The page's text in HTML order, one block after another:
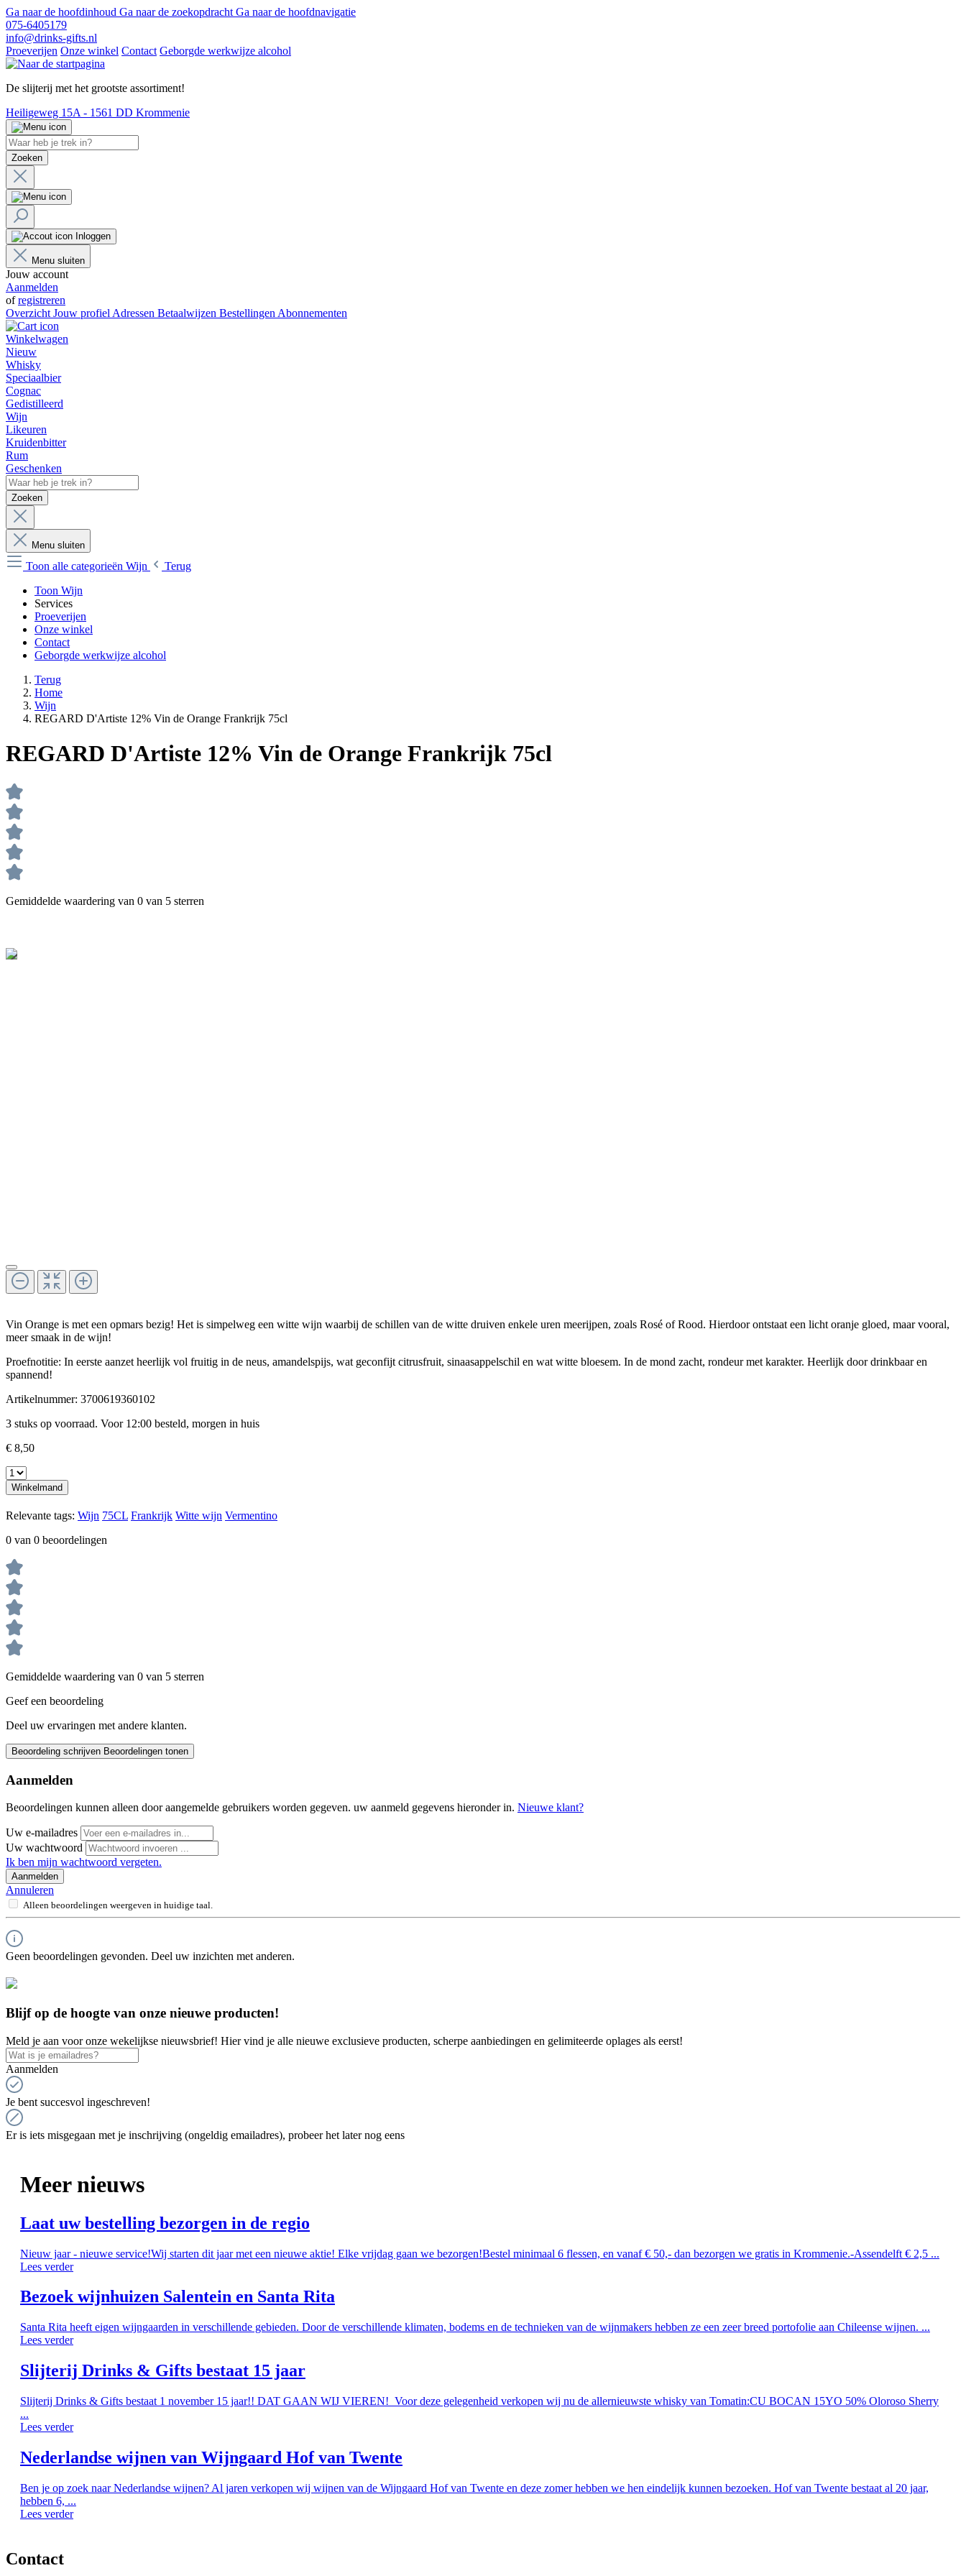
Ga naar de hoofdinhoud Ga naar de zoekopdracht Ga naar de hoofdnavigatie
075-6405179
info@drinks-gifts.nl
Proeverijen Onze winkel Contact Geborgde werkwijze alcohol
De slijterij met het grootste assortiment!
Heiligeweg 15A - 1561 DD Krommenie
Zoeken
Inloggen
Menu sluiten
Jouw account
Aanmelden
ofregistreren
Overzicht Jouw profiel Adressen Betaalwijzen Bestellingen Abonnementen
Winkelwagen
Nieuw
Whisky
Speciaalbier
Cognac
Gedistilleerd
Wijn
Likeuren
Kruidenbitter
Rum
Geschenken
Zoeken
Menu sluiten
Toon alle categorieën Wijn
Terug
Toon Wijn
Services
Proeverijen
Onze winkel
Contact
Geborgde werkwijze alcohol
Terug
Home
Wijn
REGARD D'Artiste 12% Vin de Orange Frankrijk 75cl
REGARD D'Artiste 12% Vin de Orange Frankrijk 75cl
Gemiddelde waardering van 0 van 5 sterren
Vin Orange is met een opmars bezig! Het is simpelweg een witte wijn waarbij de schillen van de witte druiven enkele uren meerijpen, zoals Rosé of Rood. Hierdoor ontstaat een licht oranje gloed, maar vooral,
meer smaak in de wijn!
Proefnotitie: In eerste aanzet heerlijk vol fruitig in de neus, amandelspijs, wat geconfijt citrusfruit, sinaasappelschil en wat witte bloesem. In de mond zacht, rondeur met karakter. Heerlijk door drinkbaar en
spannend!
Artikelnummer: 3700619360102
3 stuks op voorraad. Voor 12:00 besteld, morgen in huis
€ 8,50
Winkelmand
Relevante tags: Wijn 75CL Frankrijk Witte wijn Vermentino
0 van 0 beoordelingen
Gemiddelde waardering van 0 van 5 sterren
Geef een beoordeling
Deel uw ervaringen met andere klanten.
Beoordeling schrijven Beoordelingen tonen
Aanmelden
Beoordelingen kunnen alleen door aangemelde gebruikers worden gegeven. uw aanmeld gegevens hieronder in. Nieuwe klant?
Uw e-mailadres
Uw wachtwoord
Ik ben mijn wachtwoord vergeten.
Aanmelden
Annuleren
Alleen beoordelingen weergeven in huidige taal.
Geen beoordelingen gevonden. Deel uw inzichten met anderen.
Blijf op de hoogte van onze nieuwe producten!
Meld je aan voor onze wekelijkse nieuwsbrief! Hier vind je alle nieuwe exclusieve producten, scherpe aanbiedingen en gelimiteerde oplages als eerst!
Aanmelden
Je bent succesvol ingeschreven!
Er is iets misgegaan met je inschrijving (ongeldig emailadres), probeer het later nog eens
Meer nieuws
Laat uw bestelling bezorgen in de regio
Nieuw jaar - nieuwe service!Wij starten dit jaar met een nieuwe aktie! Elke vrijdag gaan we bezorgen!Bestel minimaal 6 flessen, en vanaf € 50,- dan bezorgen we gratis in Krommenie.-Assendelft € 2,5 ...
Lees verder
Bezoek wijnhuizen Salentein en Santa Rita
Santa Rita heeft eigen wijngaarden in verschillende gebieden. Door de verschillende klimaten, bodems en de technieken van de wijnmakers hebben ze een zeer breed portofolie aan Chileense wijnen. ...
Lees verder
Slijterij Drinks & Gifts bestaat 15 jaar
Slijterij Drinks & Gifts bestaat 1 november 15 jaar!! DAT GAAN WIJ VIEREN! Voor deze gelegenheid verkopen wij nu de allernieuwste whisky van Tomatin:CU BOCAN 15YO 50% Oloroso Sherry
...
Lees verder
Nederlandse wijnen van Wijngaard Hof van Twente
Ben je op zoek naar Nederlandse wijnen? Al jaren verkopen wij wijnen van de Wijngaard Hof van Twente en deze zomer hebben we hen eindelijk kunnen bezoeken. Hof van Twente bestaat al 20 jaar,
hebben 6, ...
Lees verder
Contact